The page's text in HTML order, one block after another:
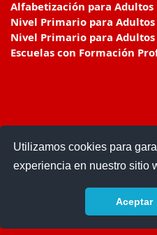
Utilizamos cookies para
experiencia en nuestro sitio
Aceptar
Alfabetización para Adultos
Nivel Primario para Adultos
Nivel Primario para Adultos
Escuelas con Formación